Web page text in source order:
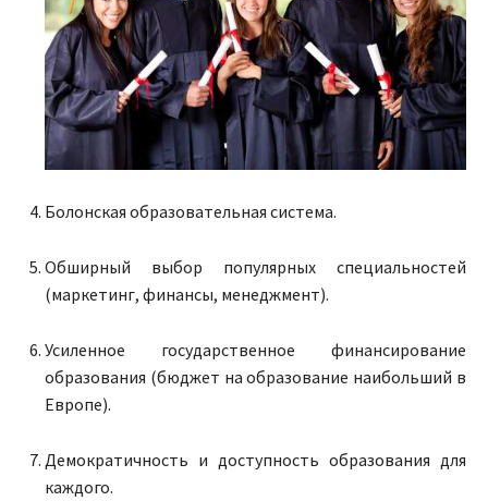
Болонская образовательная система.
Обширный выбор популярных специальностей
(маркетинг, финансы, менеджмент).
Усиленное государственное финансирование
образования (бюджет на образование наибольший в
Европе).
Демократичность и доступность образования для
каждого.